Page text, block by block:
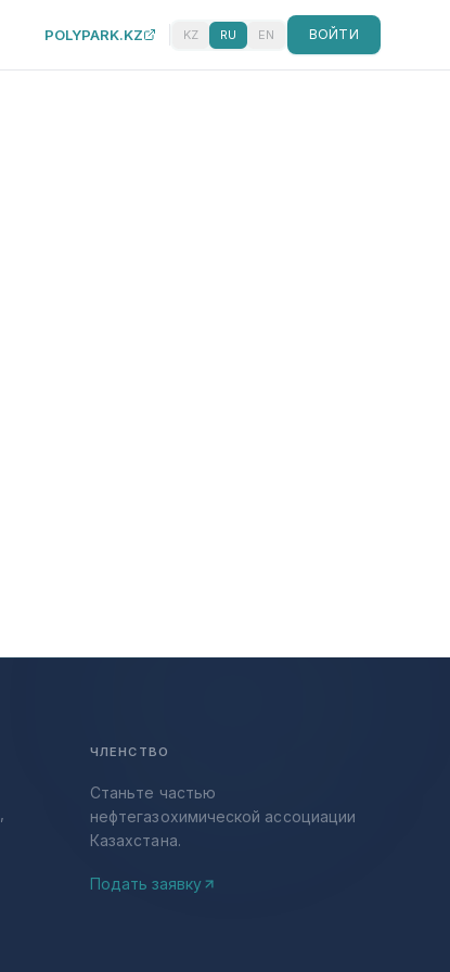
POLYPARK.KZ KZ RU EN ВОЙТИ
ЧЛЕНСТВО
Станьте частью
нефтегазохимической ассоциации
Казахстана.
Подать заявку